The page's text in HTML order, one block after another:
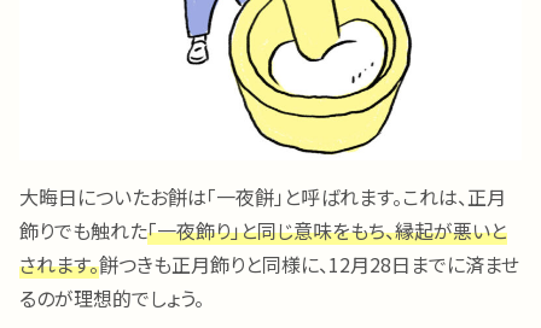
大晦日についたお餅は「一夜餅」と呼ばれます。これは、正月
飾りでも触れた「一夜飾り」と同じ意味をもち、縁起が悪いと
されます。餅つきも正月飾りと同様に、12月28日までに済ませ
るのが理想的でしょう。